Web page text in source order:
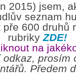
2015) jsem,
seznam
600 druhů
rubrikyZDE!
na
prosím
Předem